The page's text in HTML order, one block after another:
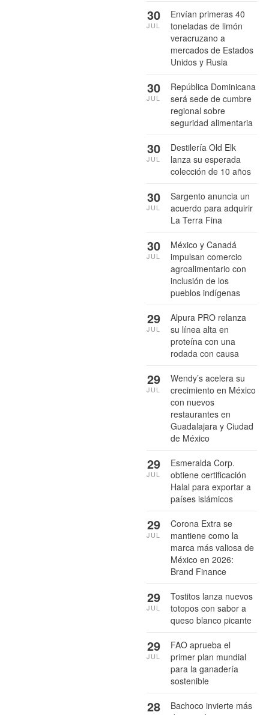
Envían primeras 40
toneladas de limón
veracruzano a
mercados de Estados
Unidos y Rusia
30
JUL
República Dominicana
será sede de cumbre
regional sobre
seguridad alimentaria
30
JUL
Destilería Old Elk
lanza su esperada
colección de 10 años
30
JUL
Sargento anuncia un
acuerdo para adquirir
La Terra Fina
30
JUL
México y Canadá
impulsan comercio
agroalimentario con
inclusión de los
pueblos indígenas
30
JUL
Alpura PRO relanza
su línea alta en
proteína con una
rodada con causa
29
JUL
Wendy’s acelera su
crecimiento en México
con nuevos
restaurantes en
Guadalajara y Ciudad
de México
29
JUL
Esmeralda Corp.
obtiene certificación
Halal para exportar a
países islámicos
29
JUL
Corona Extra se
mantiene como la
marca más valiosa de
México en 2026:
Brand Finance
29
JUL
Tostitos lanza nuevos
totopos con sabor a
queso blanco picante
29
JUL
FAO aprueba el
primer plan mundial
para la ganadería
sostenible
29
JUL
Bachoco invierte más
28